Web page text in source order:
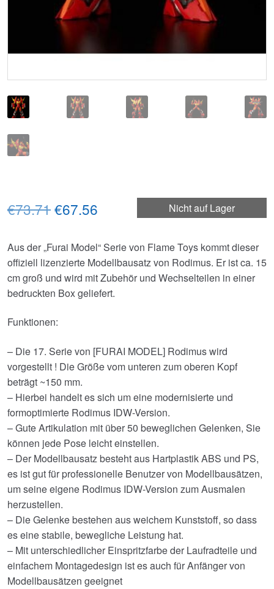
Nicht auf Lager
€73.71Ursprünglicher
war:
€73.71
€67.56
ist:
€67.56.
Aus der „Furai Model“ Serie von Flame Toys kommt dieser
offiziell lizenzierte Modellbausatz von Rodimus. Er ist ca. 15
cm groß und wird mit Zubehör und Wechselteilen in einer
bedruckten Box geliefert.
Funktionen:
– Die 17. Serie von [FURAI MODEL] Rodimus wird
vorgestellt ! Die Größe vom unteren zum oberen Kopf
beträgt ~150 mm.
– Hierbei handelt es sich um eine modernisierte und
formoptimierte Rodimus IDW-Version.
– Gute Artikulation mit über 50 beweglichen Gelenken, Sie
können jede Pose leicht einstellen.
– Der Modellbausatz besteht aus Hartplastik ABS und PS,
es ist gut für professionelle Benutzer von Modellbausätzen,
um seine eigene Rodimus IDW-Version zum Ausmalen
herzustellen.
– Die Gelenke bestehen aus weichem Kunststoff, so dass
es eine stabile, bewegliche Leistung hat.
– Mit unterschiedlicher Einspritzfarbe der Laufradteile und
einfachem Montagedesign ist es auch für Anfänger von
Modellbausätzen geeignet